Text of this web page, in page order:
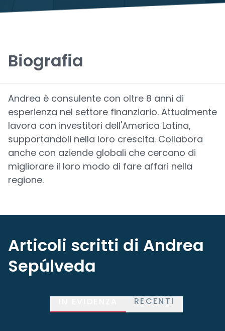
Biografia
Andrea è consulente con oltre 8 anni di
esperienza nel settore finanziario. Attualmente
lavora con investitori dell'America Latina,
supportandoli nella loro crescita. Collabora
anche con aziende globali che cercano di
migliorare il loro modo di fare affari nella
regione.
Articoli scritti di Andrea
Sepúlveda
RECENTI